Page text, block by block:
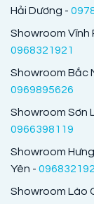
Hải Dương -
Showroom Vĩnh
0968321921
Showroom Bắc
0969895626
Showroom Sơn
0966398119
Showroom
Yên -
Showroom Lào